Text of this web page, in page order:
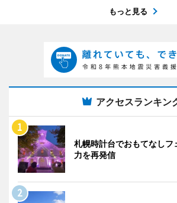
もっと見る
アクセスランキン
札幌時計台でおもてなし
力を再発信